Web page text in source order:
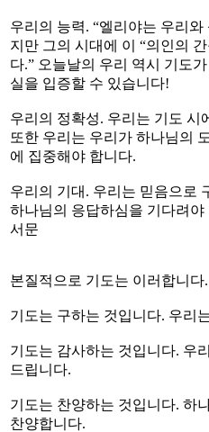
우리의 능력. “엘리야는 우리
지만 그의 시대에 이 “의인의
다.” 오늘날의 우리 역시 기도
실을 입증할 수 있습니다!
우리의 정확성. 우리는 기도 시
또한 우리는 우리가 하나님의
에 집중해야 합니다.
우리의 기대. 우리는 믿음으로
하나님의 응답하심을 기다려야
서문
본질적으로 기도는 이러합니다.
기도는 구하는 것입니다. 우리
기도는 감사하는 것입니다. 우
드립니다.
기도는 찬양하는 것입니다. 하
찬양합니다.